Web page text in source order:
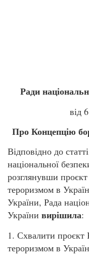
Ради
від
Про Концепцію
Відповідно до
національної
розглянувши
тероризмом в
України, Рада
України вирішила:
1. Схвалити проєкт
тероризмом в